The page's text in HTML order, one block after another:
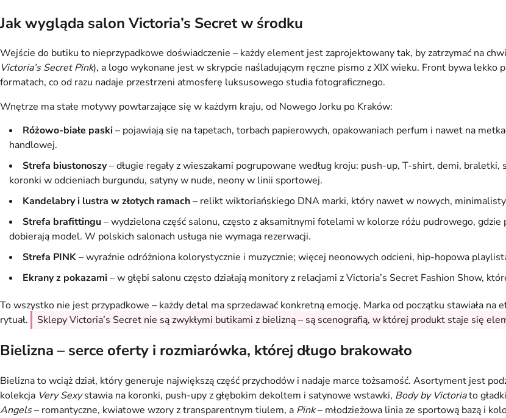
Jak wygląda salon Victoria’s Secret w środku
Wejście do butiku to nieprzypadkowe doświadczenie – każdy element jest zaprojektowany tak, by zatrzymać na
Victoria’s Secret Pink), a logo wykonane jest w skrypcie naśladującym ręczne pismo z XIX wieku. Front bywa lekko
formatach, co od razu nadaje przestrzeni atmosferę luksusowego studia fotograficznego.
Wnętrze ma stałe motywy powtarzające się w każdym kraju, od Nowego Jorku po Kraków:
Różowo-białe paski– pojawiają się na tapetach, torbach papierowych, opakowaniach perfum i nawet na
handlowej.
Strefa biustonoszy– długie regały z wieszakami pogrupowane według kroju: push-up, T-shirt, demi,
koronki w odcieniach burgundu, satyny w nude, neony w linii sportowej.
Kandelabry i lustra w złotych ramach– relikt wiktoriańskiego DNA marki, który nawet w nowych,
Strefa brafittingu– wydzielona część salonu, często z aksamitnymi fotelami w kolorze różu pudrowego,
dobierają model. W polskich salonach usługa nie wymaga rezerwacji.
Strefa PINK– wyraźnie odróżniona kolorystycznie i muzycznie; więcej neonowych odcieni, hip-hopowa
Ekrany z pokazami– w głębi salonu często działają monitory z relacjami z Victoria’s Secret Fashion Show,
To wszystko nie jest przypadkowe – każdy detal ma sprzedawać konkretną emocję. Marka od początku stawiała
rytuał.
Sklepy Victoria’s Secret nie są zwykłymi butikami z bielizną – są scenografią, w której produkt staje się
Bielizna – serce oferty i rozmiarówka, której długo brakowało
Bielizna to wciąż dział, który generuje największą część przychodów i nadaje marce tożsamość. Asortyment jest
kolekcja Very Sexystawia na koronki, push-upy z głębokim dekoltem i satynowe wstawki, Body by Victoriato
Angels– romantyczne, kwiatowe wzory z transparentnym tiulem, a Pink– młodzieżowa linia ze sportową bazą i